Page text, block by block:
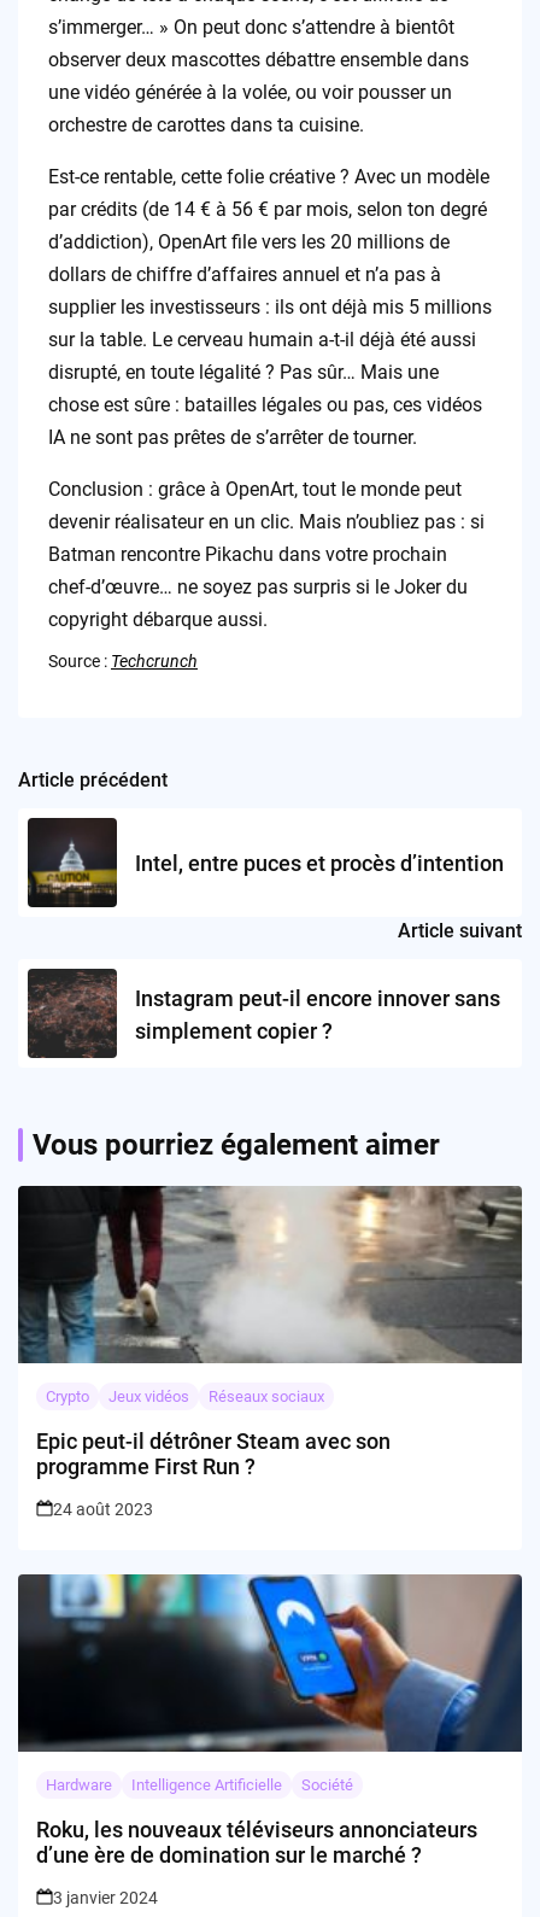
s’immerger… » On peut donc s’attendre à bientôt
observer deux mascottes débattre ensemble dans
une vidéo générée à la volée, ou voir pousser un
orchestre de carottes dans ta cuisine.
Est-ce rentable, cette folie créative ? Avec un modèle
par crédits (de 14 € à 56 € par mois, selon ton degré
d’addiction), OpenArt file vers les 20 millions de
dollars de chiffre d’affaires annuel et n’a pas à
supplier les investisseurs : ils ont déjà mis 5 millions
sur la table. Le cerveau humain a-t-il déjà été aussi
disrupté, en toute légalité ? Pas sûr… Mais une
chose est sûre : batailles légales ou pas, ces vidéos
IA ne sont pas prêtes de s’arrêter de tourner.
Conclusion : grâce à OpenArt, tout le monde peut
devenir réalisateur en un clic. Mais n’oubliez pas : si
Batman rencontre Pikachu dans votre prochain
chef-d’œuvre… ne soyez pas surpris si le Joker du
copyright débarque aussi.
Source : Techcrunch
Post
navigation
Article précédent
Intel, entre puces et procès d’intention
Article suivant
Instagram peut-il encore innover sans
simplement copier ?
Vous pourriez également aimer
Crypto Jeux vidéos Réseaux sociaux
Epic peut-il détrôner Steam avec son
programme First Run ?
24 août 2023
Hardware Intelligence Artificielle Société
Roku, les nouveaux téléviseurs annonciateurs
d’une ère de domination sur le marché ?
3 janvier 2024